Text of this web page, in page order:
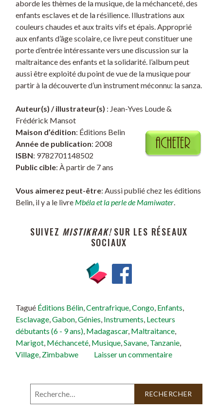
aborde les thèmes de la musique, de la méchanceté, des
enfants esclaves et de la résilience. Illustrations aux
couleurs chaudes et aux traits vifs et épais. Approprié
aux enfants d’âge scolaire, ce livre peut constituer une
porte d’entrée intéressante vers une discussion sur la
maltraitance des enfants et la solidarité. l’album peut
aussi être exploité du point de vue de la musique pour
partir à la découverte d’un instrument méconnu: la sanza.
Auteur(s) / illustrateur(s) : Jean-Yves Loude &
Frédérick Mansot
Maison d’édition: Éditions Belin
Année de publication: 2008
ISBN: 9782701148502
Public cible: À partir de 7 ans
Vous aimerez peut-être: Aussi publié chez les éditions
Belin, il y a le livre Mbéla et la perle de Mamiwater.
SUIVEZ MISTIKRAK!SUR LES RÉSEAUX
SOCIAUX
Tagué Éditions Bélin,Centrafrique,Congo, Enfants,
Esclavage,Gabon,Génies, Instruments, Lecteurs
débutants (6 - 9 ans), Madagascar, Maltraitance,
Marigot, Méchanceté, Musique,Savane, Tanzanie,
Village, Zimbabwe Laisser un commentaire